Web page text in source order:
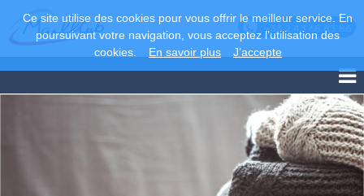
+33 2 43 68 83 86
Ce site utilise des cookies pour vous offrir le meilleur service. En
poursuivant votre navigation, vous acceptez l’utilisation des
cookies.
En savoir plus J’accepte